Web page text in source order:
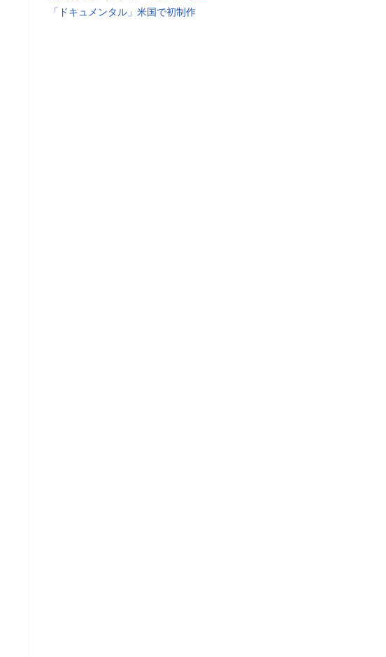
「ドキュメンタル」米国で初制作